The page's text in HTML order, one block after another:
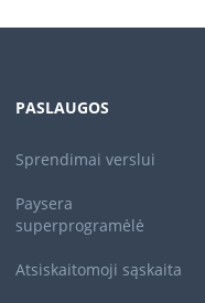
PASLAUGOS
Sprendimai verslui
Paysera
superprogramėlė
Atsiskaitomoji sąskaita